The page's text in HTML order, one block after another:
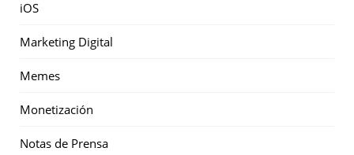
iOS
Marketing Digital
Memes
Monetización
Notas de Prensa